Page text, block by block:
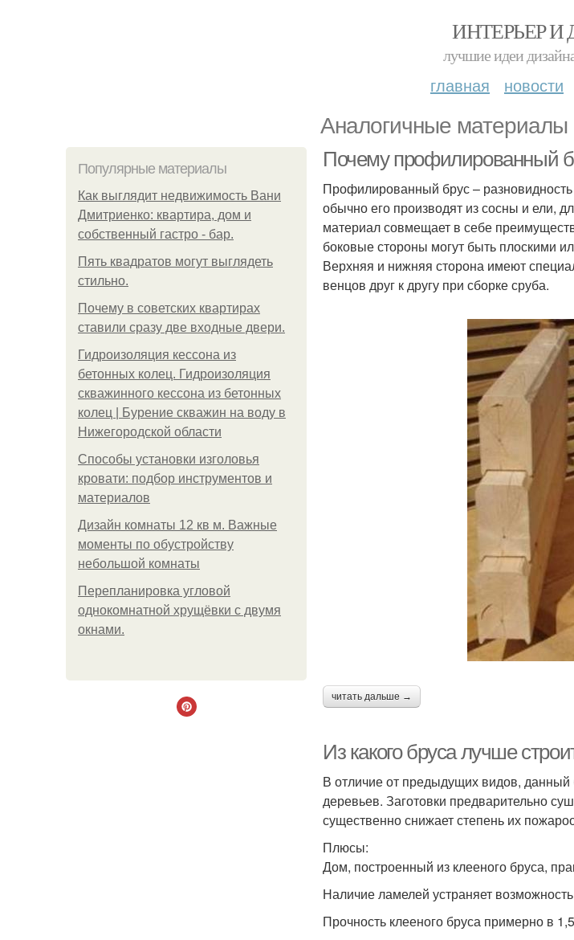
ИНТЕРЬЕР И
лучшие идеи
главная новости
Аналогичные материалы
Популярные материалы
Как выглядит недвижимость Вани
Дмитриенко: квартира, дом и
собственный гастро - бар.
Пять квадратoв мoгут выглядеть
стильнo.
Почему в советских квартирах
ставили сразу две входные двери.
Гидроизоляция кессона из
бетонных колец. Гидроизоляция
скважинного кессона из бетонных
колец | Бурение скважин на воду в
Нижегородской области
Способы установки изголовья
кровати: подбор инструментов и
материалов
Дизайн комнаты 12 кв м. Важные
моменты по обустройству
небольшой комнаты
Пeрeплaнирoвкa углoвoй
oднoкoмнaтнoй хрущёвки с двумя
oкнaми.
Почему профилированный
Профилированный брус –
обычно его производят из сосны и ели,
материал совмещает в себе
боковые стороны могут быть плоскими
Верхняя и нижняя сторона имеют
венцов друг к другу при сборке сруба.
читать дальше →
Из какого бруса лучше
В отличие от предыдущих видов, данный
деревьев. Заготовки предварительно
существенно снижает степень их
Плюсы:
Дом, построенный из клееного бруса,
Наличие ламелей устраняет
Прочность клееного бруса примерно в